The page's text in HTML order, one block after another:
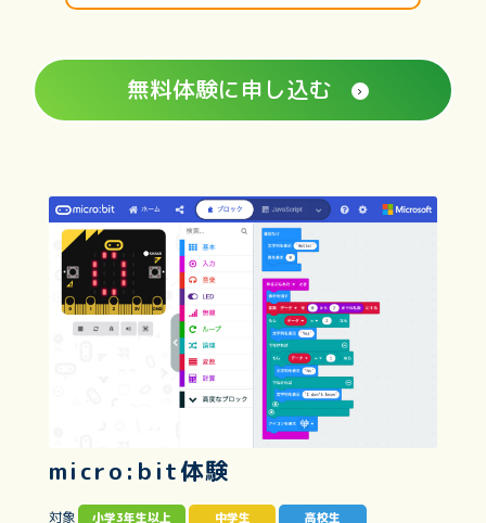
無料体験に申し込む
micro:bit体験
対象 小学3年生以上 中学生 高校生